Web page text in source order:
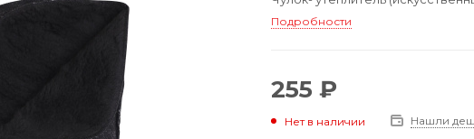
Подробности
255 ₽
Нет в наличии Нашли